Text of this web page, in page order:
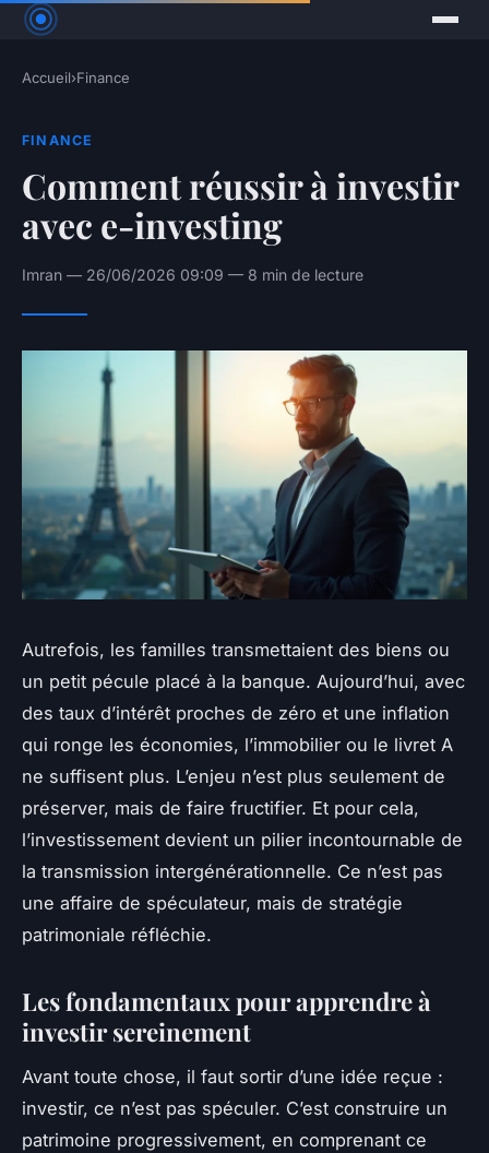
Accueil›Finance
FINANCE
Comment réussir à investir
avec e-investing
Imran — 26/06/2026 09:09 — 8 min de lecture
Autrefois, les familles transmettaient des biens ou
un petit pécule placé à la banque. Aujourd’hui, avec
des taux d’intérêt proches de zéro et une inflation
qui ronge les économies, l’immobilier ou le livret A
ne suffisent plus. L’enjeu n’est plus seulement de
préserver, mais de faire fructifier. Et pour cela,
l’investissement devient un pilier incontournable de
la transmission intergénérationnelle. Ce n’est pas
une affaire de spéculateur, mais de stratégie
patrimoniale réfléchie.
Les fondamentaux pour apprendre à
investir sereinement
Avant toute chose, il faut sortir d’une idée reçue :
investir, ce n’est pas spéculer. C’est construire un
patrimoine progressivement, en comprenant ce